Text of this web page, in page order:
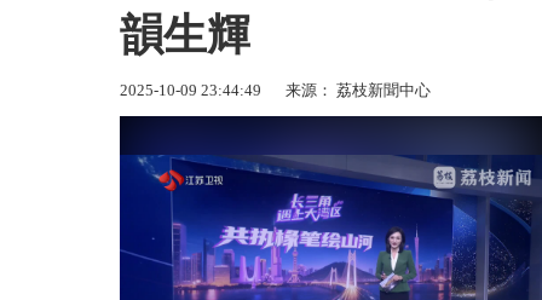
韻生輝
2025-10-09 23:44:49 来源： 荔枝新聞中心